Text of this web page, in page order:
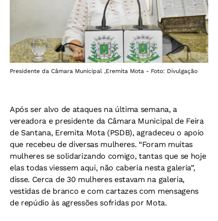
Presidente da Câmara Municipal ,Eremita Mota - Foto: Divulgação
Após ser alvo de ataques na última semana, a
vereadora e presidente da Câmara Municipal de Feira
de Santana, Eremita Mota (PSDB), agradeceu o apoio
que recebeu de diversas mulheres. “Foram muitas
mulheres se solidarizando comigo, tantas que se hoje
elas todas viessem aqui, não caberia nesta galeria”,
disse. Cerca de 30 mulheres estavam na galeria,
vestidas de branco e com cartazes com mensagens
de repúdio às agressões sofridas por Mota.